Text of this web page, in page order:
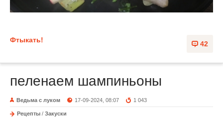
42
Фтыкать!
пеленаем шампиньоны
Ведьма с луком 17-09-2024, 08:07 1 043
Рецепты / Закуски